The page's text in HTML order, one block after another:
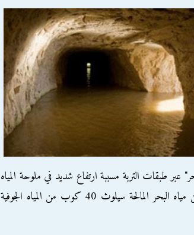
طبقات التربة مسببة ارتفاع شديد في ملوحة المياه
الجوفية بمقدار 40 ضعفا ، مشيرة الي ان كوب من مياه البحر المالحة سيلوث 40 كوب من المياه الجوفية